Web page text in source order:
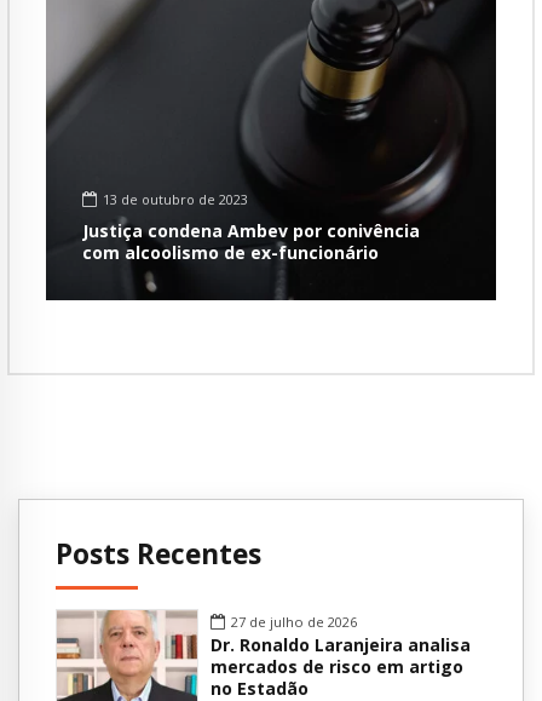
13 de outubro de 2023
Justiça condena Ambev por conivência
com alcoolismo de ex-funcionário
Posts Recentes
27 de julho de 2026
Dr. Ronaldo Laranjeira analisa
mercados de risco em artigo
no Estadão